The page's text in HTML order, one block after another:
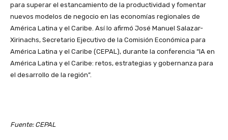
para superar el estancamiento de la productividad y fomentar
nuevos modelos de negocio en las economías regionales de
América Latina y el Caribe. Así lo afirmó José Manuel Salazar-
Xirinachs, Secretario Ejecutivo de la Comisión Económica para
América Latina y el Caribe (CEPAL), durante la conferencia “IA en
América Latina y el Caribe: retos, estrategias y gobernanza para
el desarrollo de la región”.
Fuente: CEPAL